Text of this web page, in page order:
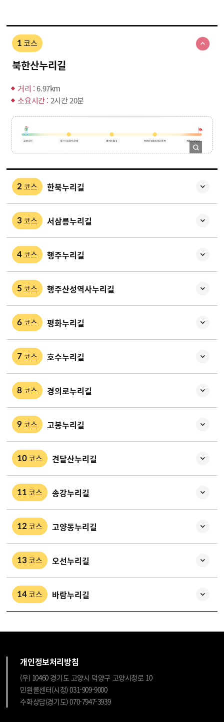
1 코스
북한산누리길
거리 :6.97km
소요시간 : 2시간 20분
2 코스 한북누리길
3 코스 서삼릉누리길
4코스 행주누리길
5 코스 행주산성역사누리길
6코스 평화누리길
7코스 호수누리길
8코스 경의로누리길
9 코스 고봉누리길
10코스 견달산누리길
11 코스 송강누리길
12 코스 고양동누리길
13 코스 오선누리길
14코스 바람누리길
개인정보처리방침
(우) 10460 경기도 고양시 덕양구 고양시청로 10
민원콜센터(시청) 031-909-9000
수화상담(경기도) 070-7947-3939